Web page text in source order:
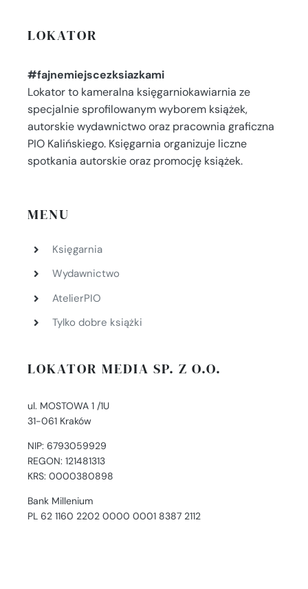
LOKATOR
#fajnemiejscezksiazkami
Lokator to kameralna księgarniokawiarnia ze
specjalnie sprofilowanym wyborem książek,
autorskie wydawnictwo oraz pracownia graficzna
PIO Kalińskiego. Księgarnia organizuje liczne
spotkania autorskie oraz promocję książek.
MENU
Księgarnia
Wydawnictwo
AtelierPIO
Tylko dobre książki
LOKATOR MEDIA SP. Z O.O.
ul. MOSTOWA 1 /1U
31-061 Kraków
NIP: 6793059929
REGON: 121481313
KRS: 0000380898
Bank Millenium
PL 62 1160 2202 0000 0001 8387 2112